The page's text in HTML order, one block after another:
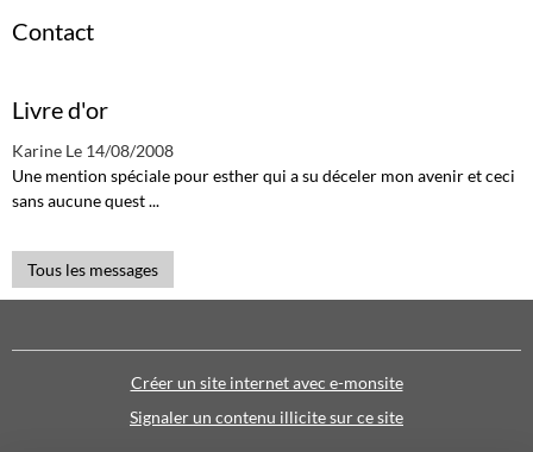
Contact
Livre d'or
Karine Le 14/08/2008
Une mention spéciale pour esther qui a su déceler mon avenir et ceci
sans aucune quest ...
Tous les messages
Créer un site internet avec e-monsite
Signaler un contenu illicite sur ce site